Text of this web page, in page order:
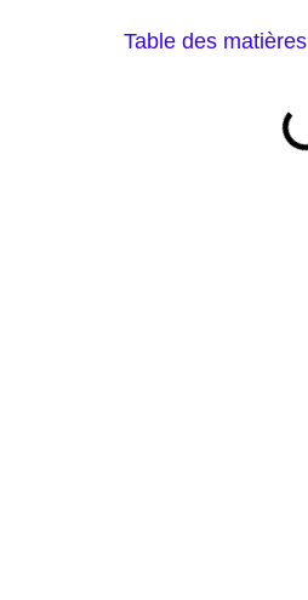
Table des matières